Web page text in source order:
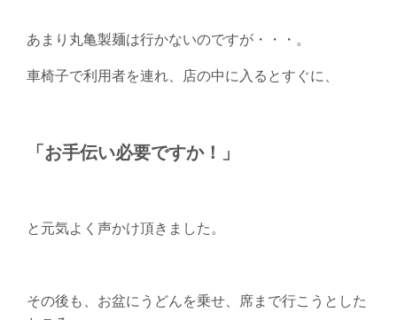
あまり丸亀製麺は行かないのですが・・・。
車椅子で利用者を連れ、店の中に入るとすぐに、
「お手伝い必要ですか！」
と元気よく声かけ頂きました。
その後も、お盆にうどんを乗せ、席まで行こうとした